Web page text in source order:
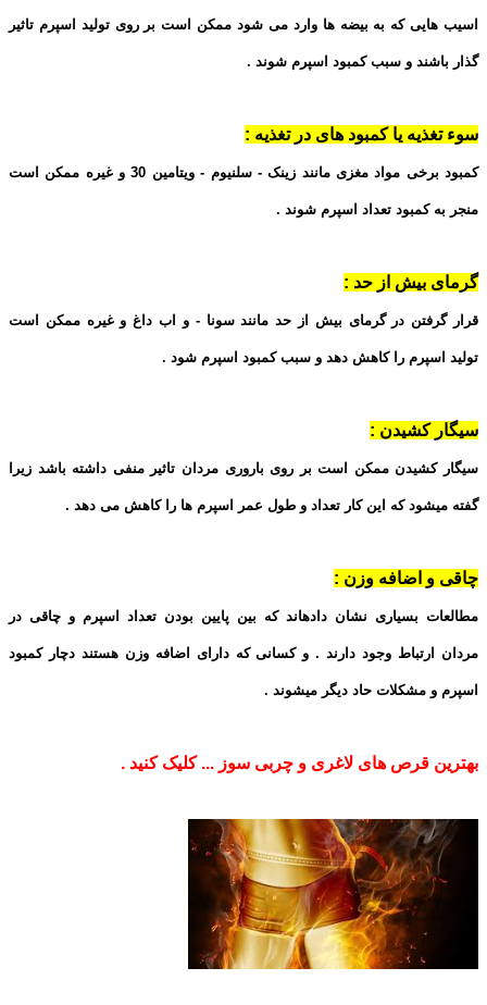
اسیب هایی که به بیضه ها وارد می شود ممکن است بر روی تولید اسپرم تاثیر
گذار باشند و سبب کمبود اسپرم شوند .
سوء تغذیه یا کمبود های در تغذیه :
کمبود برخی مواد مغزی مانند زینک - سلنیوم - ویتامین 30 و غیره ممکن است
منجر به کمبود تعداد اسپرم شوند .
گرمای بیش از حد :
قرار گرفتن در گرمای بیش از حد مانند سونا - و اب داغ و غیره ممکن است
تولید اسپرم را کاهش دهد و سبب کمبود اسپرم شود .
سیگار کشیدن :
سیگار کشیدن ممکن است بر روی باروری مردان تاثیر منفی داشته باشد زیرا
گفته میشود که این کار تعداد و طول عمر اسپرم ها را کاهش می دهد .
چاقی و اضافه وزن :
مطالعات بسیاری نشان دادهاند که بین پایین بودن تعداد اسپرم و چاقی در
مردان ارتباط وجود دارند . و کسانی که دارای اضافه وزن هستند دچار کمبود
اسپرم و مشکلات حاد دیگر میشوند .
بهترین قرص های لاغری و چربی سوز ... کلیک کنید .